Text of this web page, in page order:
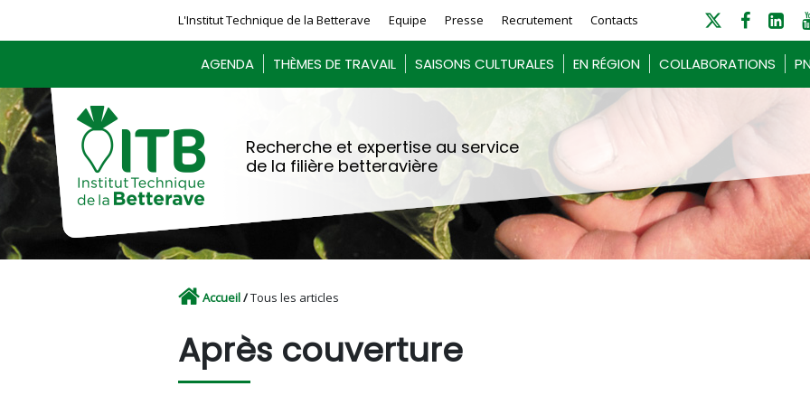
L'Institut Technique de la Betterave Equipe Presse Recrutement Contacts
AGENDA THÈMES DE TRAVAIL SAISONS CULTURALES EN RÉGION COLLABORATIONS
Recherche et expertise au service
de la filière betteravière
Accueil/Tous les articles
Après couverture